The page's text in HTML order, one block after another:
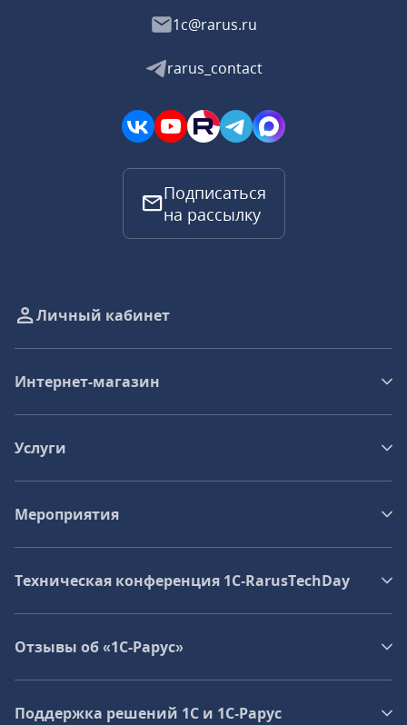
1c@rarus.ru
rarus_contact
Подписаться
на рассылку
Личный кабинет
Интернет-магазин
Услуги
Мероприятия
Техническая конференция 1C‑RarusTechDay
Отзывы об «1С-Рарус»
Поддержка решений 1С и 1С‑Рарус